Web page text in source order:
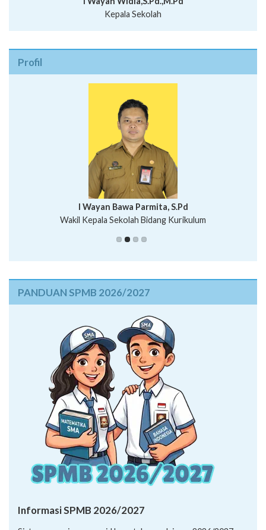
Kepala Sekolah
Profil
Putu Suhartana, S.Pd.
I Wayan Bawa Parmita, S.Pd
Wakil Kepala Sekolah Bidang Kurikulum
I Wayan Gede Aditya Pratita, S.Pd., M.Sn
Ni Wayan Nopi Sutantri, S.Pd.
PANDUAN SPMB 2026/2027
Informasi SPMB 2026/2027